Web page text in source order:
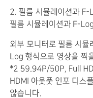
2. 필름 시뮬레이션과
필름 시뮬레이션과 F-
외부 모니터로 필름 시
Log 형식으로 영상을 찍
*2 59.94P/50P, Full HD
HDMI 아웃풋 인포 디스
않습니다.